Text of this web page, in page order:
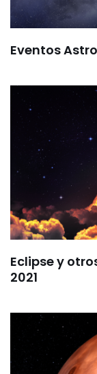
Eventos
Eclipse y
2021